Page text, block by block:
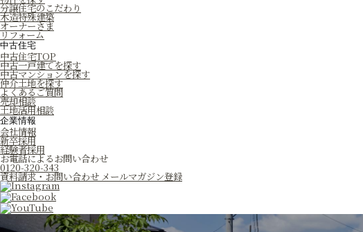
分譲住宅のこだわり
木造特殊建築
オーナーさま
リフォーム
中古住宅
中古住宅TOP
中古一戸建てを探す
中古マンションを探す
仲介土地を探す
よくあるご質問
売却相談
土地活用相談
企業情報
会社情報
新卒採用
経験者採用
お電話によるお問い合わせ
0120-320-343
資料請求・お問い合わせ メールマガジン登録